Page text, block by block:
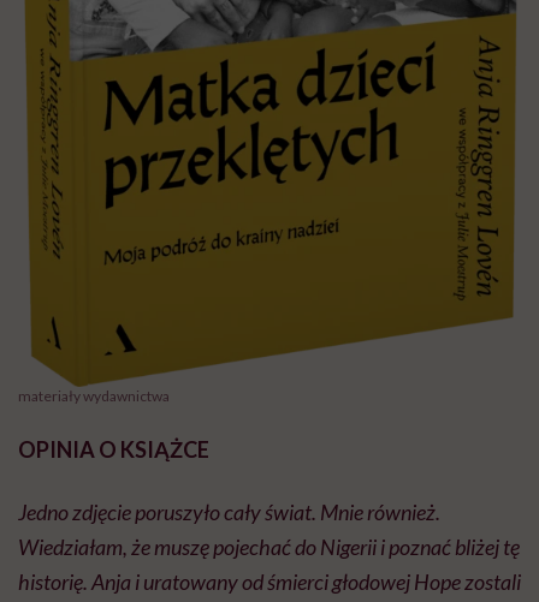
materiały wydawnictwa
OPINIA O KSIĄŻCE
Jedno zdjęcie poruszyło cały świat. Mnie również.
Wiedziałam, że muszę pojechać do Nigerii i poznać bliżej tę
historię. Anja i uratowany od śmierci głodowej Hope zostali